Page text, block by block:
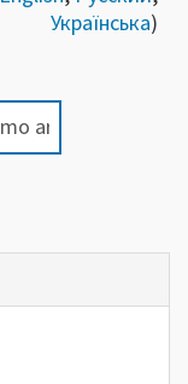
Українська)